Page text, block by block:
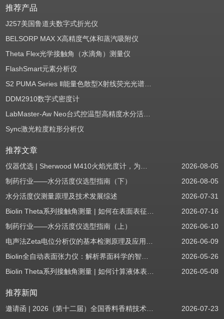
推荐产品
J257美国鲁道夫数字式折光仪
BELSORP MAX X高精度气体和蒸汽吸附仪
Theta Flex光学接触角（水滴角）测量仪
FlashSmart元素分析仪
S2 PUMA Series Ⅱ能量色散型X射线荧光光谱仪（EDXRF）
DDM2910数字式密度计
LabMaster-Aw Neo台式控温型高精度水分活度测定仪
Sync激光粒度粒形分析仪
推荐文章
仪器优选 | Sherwood M410火焰光度计，为用户检测提供值得信赖的基准方案
2026-08-05
制药行业——水分活度仪选型指南（下）
2026-08-05
水分活度仪测量原理及技术发展综述
2026-07-31
Biolin Theta系列接触角测量 | 如何在表面表征应用中使用接触角：后退角
2026-07-16
制药行业——水分活度仪选型指南（上）
2026-06-10
电声法Zeta电位分析仪的基本检测原理及应用场景
2026-06-09
Biolin全自动表面张力仪：解析界面科学的智能之眼
2026-05-26
Biolin Theta系列接触角测量 | 如何计算液体表面张力分量
2026-05-08
推荐新闻
邀请函 | 2026（第十二届）全国香料香精技术交流年会 2026-07-23